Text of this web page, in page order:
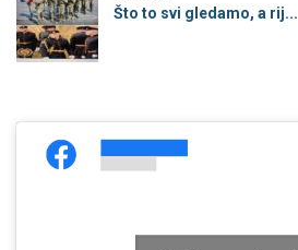
Što to svi gledamo, a rij...